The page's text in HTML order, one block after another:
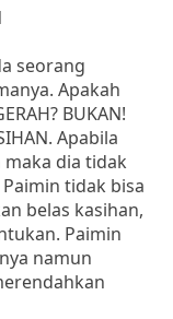
seorang
Apakah
BUKAN!
Apabila
dia tidak
tidak bisa
belas kasihan,
Paimin
namun